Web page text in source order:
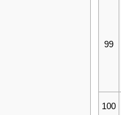
99
100